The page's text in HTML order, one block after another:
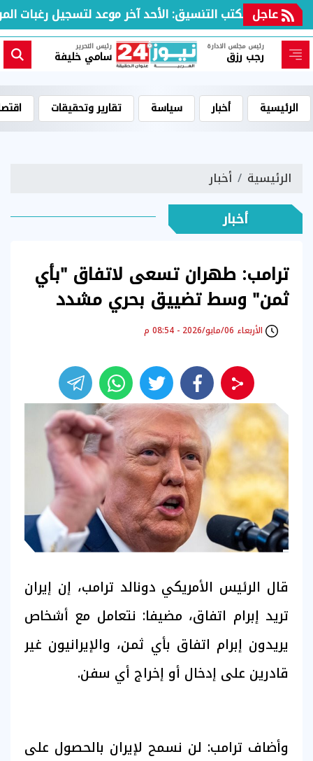
عاجلمكتب التنسيق: الأحد آخر موعد لتسجيل رغبات
رئيس مجلس الادارة
رجب رزق
رئيس التحرير
سامي خليفة
الرئيسية أخبار سياسة تقارير وتحقيقات
الرئيسية أخبار
أخبار
ترامب: طهران تسعى لاتفاق "بأي
ثمن" وسط تضييق بحري مشدد
الأربعاء 06/مايو/2026 - 08:54 م
قال الرئيس الأمريكي دونالد ترامب، إن إيران
تريد إبرام اتفاق، مضيفا: نتعامل مع أشخاص
يريدون إبرام اتفاق بأي ثمن، والإيرانيون غير
قادرين على إدخال أو إخراج أي سفن.
وأضاف ترامب: لن نسمح لإيران بالحصول على